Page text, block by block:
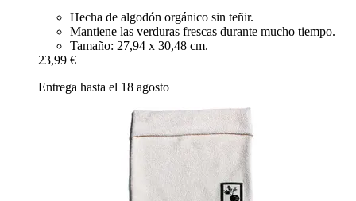
Hecha de algodón orgánico sin teñir.
Mantiene las verduras frescas durante mucho tiempo.
Tamaño: 27,94 x 30,48 cm.
23,99 €
Entrega hasta el 18 agosto